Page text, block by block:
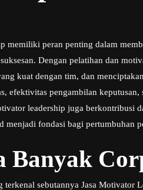
memiliki peran penting dalam
Dengan pelatihan dan
kuat dengan tim, dan
efektivitas pengambilan keputusan,
leadership juga berkontribusi
menjadi fondasi bagi pertumbuhan
Banyak
terkenal sebutannya Jasa Motivator